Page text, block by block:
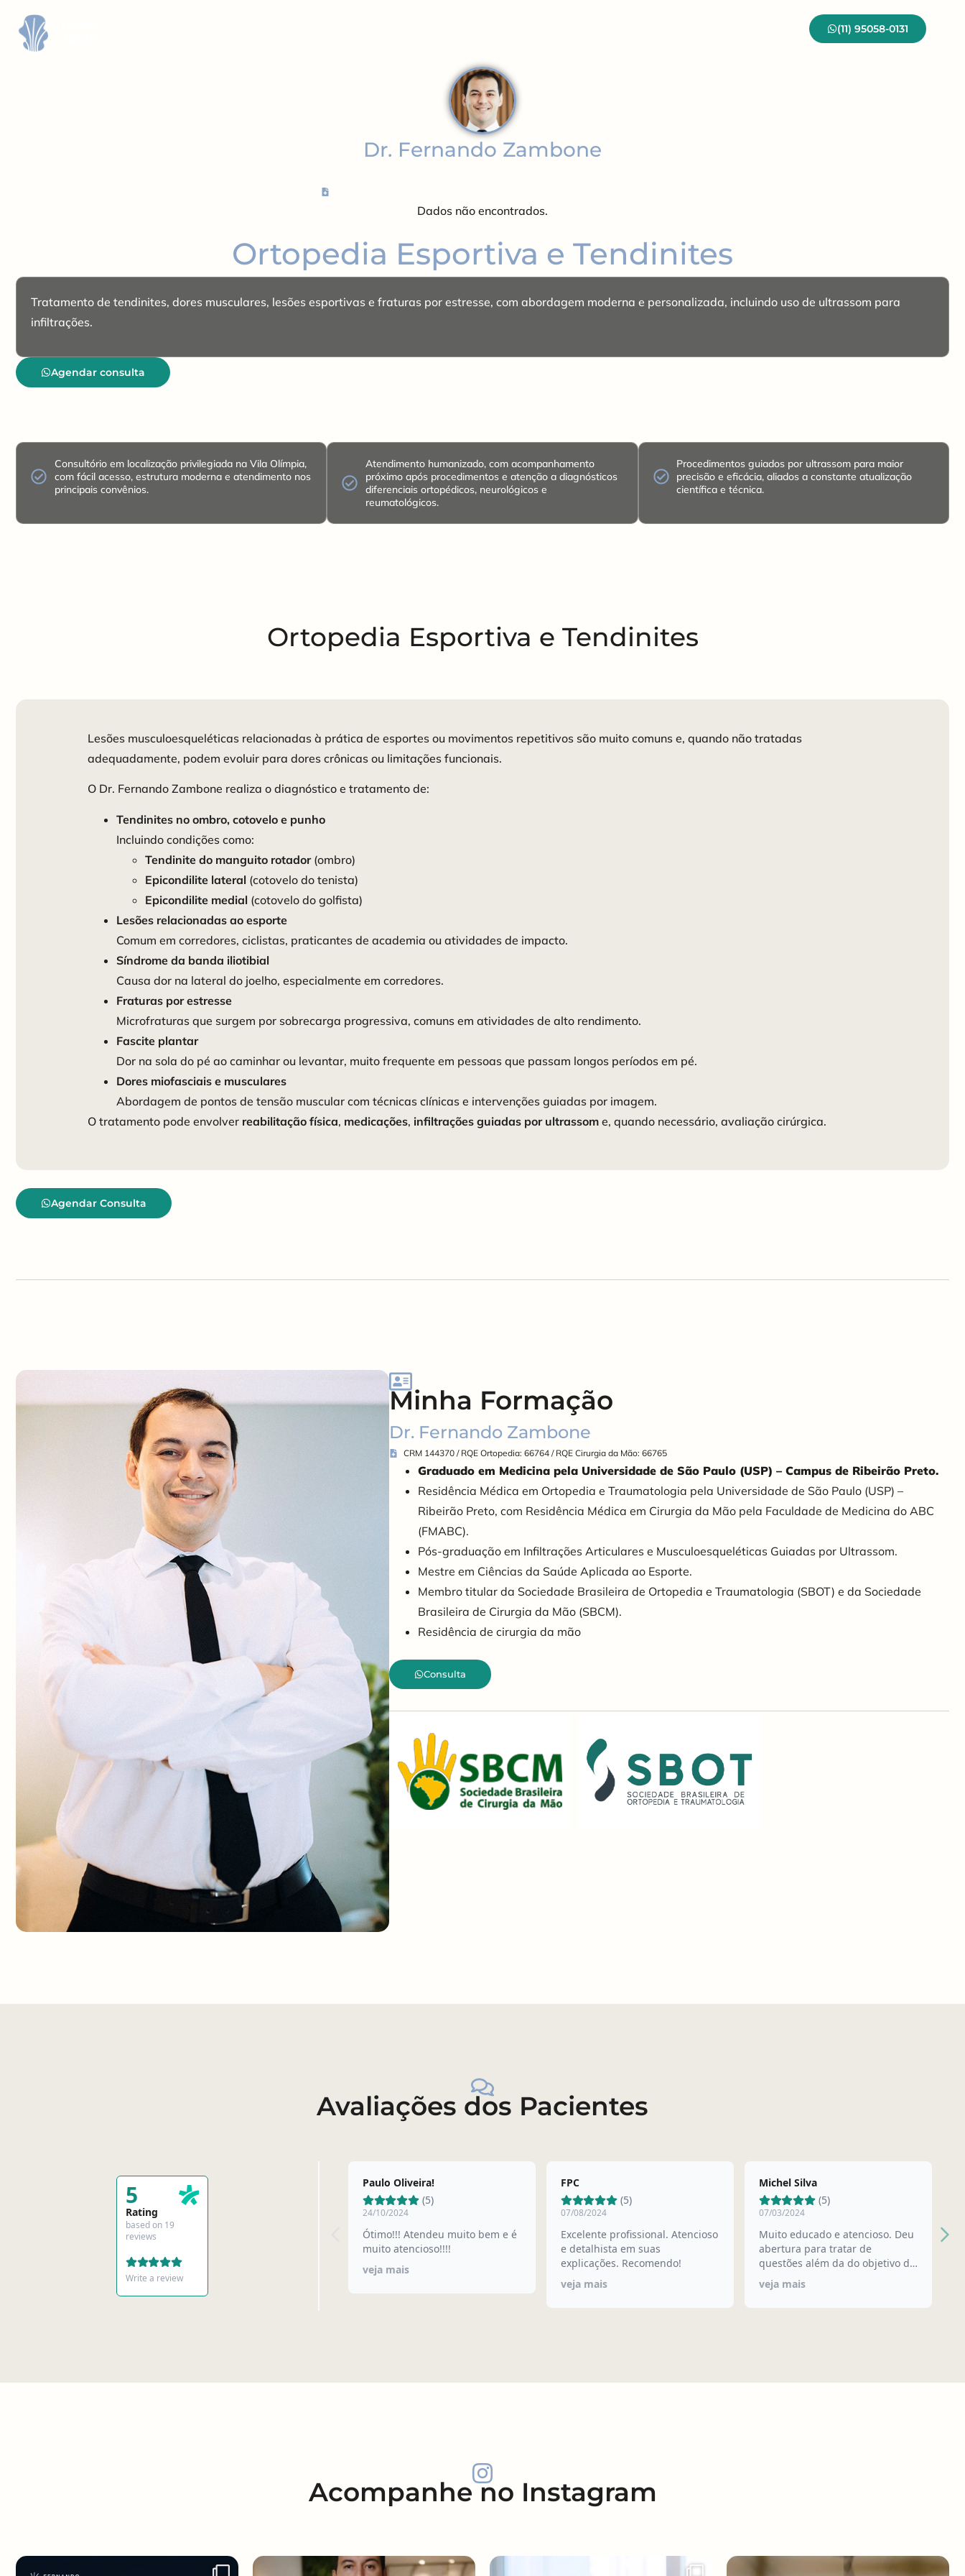
(11) 95058-0131
Dr. Fernando Zambone
Dados não encontrados.
Ortopedia Esportiva e Tendinites
Tratamento de tendinites, dores musculares, lesões esportivas e fraturas por estresse, com abordagem moderna e personalizada, incluindo uso de ultrassom para
infiltrações.
Agendar consulta
Consultório em localização privilegiada na Vila Olímpia,
com fácil acesso, estrutura moderna e atendimento nos
principais convênios.
Atendimento humanizado, com acompanhamento
próximo após procedimentos e atenção a diagnósticos
diferenciais ortopédicos, neurológicos e
reumatológicos.
Procedimentos guiados por ultrassom para maior
precisão e eficácia, aliados a constante atualização
científica e técnica.
Ortopedia Esportiva e Tendinites
Lesões musculoesqueléticas relacionadas à prática de esportes ou movimentos repetitivos são muito comuns e, quando não tratadas
adequadamente, podem evoluir para dores crônicas ou limitações funcionais.
O Dr. Fernando Zambone realiza o diagnóstico e tratamento de:
Tendinites no ombro, cotovelo e punho
Incluindo condições como:
Tendinite do manguito rotador(ombro)
Epicondilite lateral (cotovelo do tenista)
Epicondilite medial (cotovelo do golfista)
Lesões relacionadas ao esporte
Comum em corredores, ciclistas, praticantes de academia ou atividades de impacto.
Síndrome da banda iliotibial
Causa dor na lateral do joelho, especialmente em corredores.
Fraturas por estresse
Microfraturas que surgem por sobrecarga progressiva, comuns em atividades de alto rendimento.
Fascite plantar
Dor na sola do pé ao caminhar ou levantar, muito frequente em pessoas que passam longos períodos em pé.
Dores miofasciais e musculares
Abordagem de pontos de tensão muscular com técnicas clínicas e intervenções guiadas por imagem.
O tratamento pode envolver reabilitação física, medicações, infiltrações guiadas por ultrassom e, quando necessário, avaliação cirúrgica.
Agendar Consulta
Minha Formação
Dr. Fernando Zambone
CRM 144370 / RQE Ortopedia: 66764 / RQE Cirurgia da Mão: 66765
Graduado em Medicina pela Universidade de São Paulo (USP) – Campus de Ribeirão Preto.
Residência Médica em Ortopedia e Traumatologia pela Universidade de São Paulo (USP) –
Ribeirão Preto, com Residência Médica em Cirurgia da Mão pela Faculdade de Medicina do ABC
(FMABC).
Pós-graduação em Infiltrações Articulares e Musculoesqueléticas Guiadas por Ultrassom.
Mestre em Ciências da Saúde Aplicada ao Esporte.
Membro titular da Sociedade Brasileira de Ortopedia e Traumatologia (SBOT) e da Sociedade
Brasileira de Cirurgia da Mão (SBCM).
Residência de cirurgia da mão
Consulta
Avaliações dos Pacientes
5
Rating
based on 19
reviews
Write a review
Paulo Oliveira!
(5)
24/10/2024
Ótimo!!! Atendeu muito bem e é
muito atencioso!!!!
veja mais
FPC
(5)
07/08/2024
Excelente profissional. Atencioso
e detalhista em suas
explicações. Recomendo!
veja mais
Michel Silva
(5)
07/03/2024
Muito educado e atencioso. Deu
abertura para tratar de
questões além da do objetivo da
consulta.
veja mais
Acompanhe no Instagram